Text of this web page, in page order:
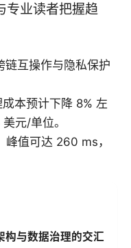
专业读者把握趋
链互操作与隐私保护
本预计下降 8% 左
元/单位。
值可达 260 ms，
与数据治理的交汇